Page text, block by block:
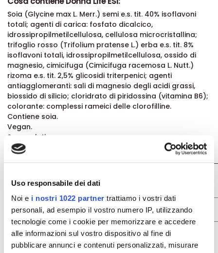
Uso responsabile dei dati
Noi e i nostri 1022 partner trattiamo i vostri dati
personali, ad esempio il vostro numero IP, utilizzando
tecnologie come i cookie per memorizzare e accedere
alle informazioni sul vostro dispositivo al fine di
pubblicare annunci e contenuti personalizzati, misurare
Soia (Glycine max L. Merr.) semi e.s. tit. 40% isoflavoni
totali; agenti di carica: fosfato dicalcico,
idrossipropilmetilcellulosa, cellulosa microcristallina;
trifoglio rosso (Trifolium pratense L.) erba e.s. tit. 8%
isoflavoni totali, idrossipropilmetilcellulosa, ossido di
magnesio, cimicifuga (Cimicifuga racemosa L. Nutt.)
rizoma e.s. tit. 2,5% glicosidi triterpenici; agenti
antiagglomeranti: sali di magnesio degli acidi grassi,
biossido di silicio; cloridrato di piridossina (vitamina B6);
colorante: complessi rameici delle clorofilline.
Contiene soia.
Vegan.
Senza glutine.
Caratteristiche nutrizionali
Contenuti medi
Soia e.s. tit. 40% isoflavoni totali
apporto di isoflavoni da soia
70 mg
Trifoglio rosso e.s. tit. 8% isoflavoni
tot.
app. isoflavoni totali da trifoglio
10 mg